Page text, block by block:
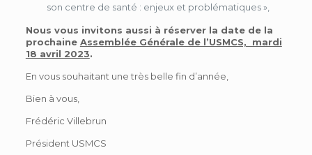
son centre de santé : enjeux et problématiques »,
Nous vous invitons aussi à réserver la date de la
prochaine Assemblée Générale de l’USMCS, mardi
18 avril 2023.
En vous souhaitant une très belle fin d’année,
Bien à vous,
Frédéric Villebrun
Président USMCS